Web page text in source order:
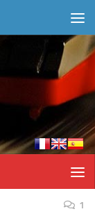
1